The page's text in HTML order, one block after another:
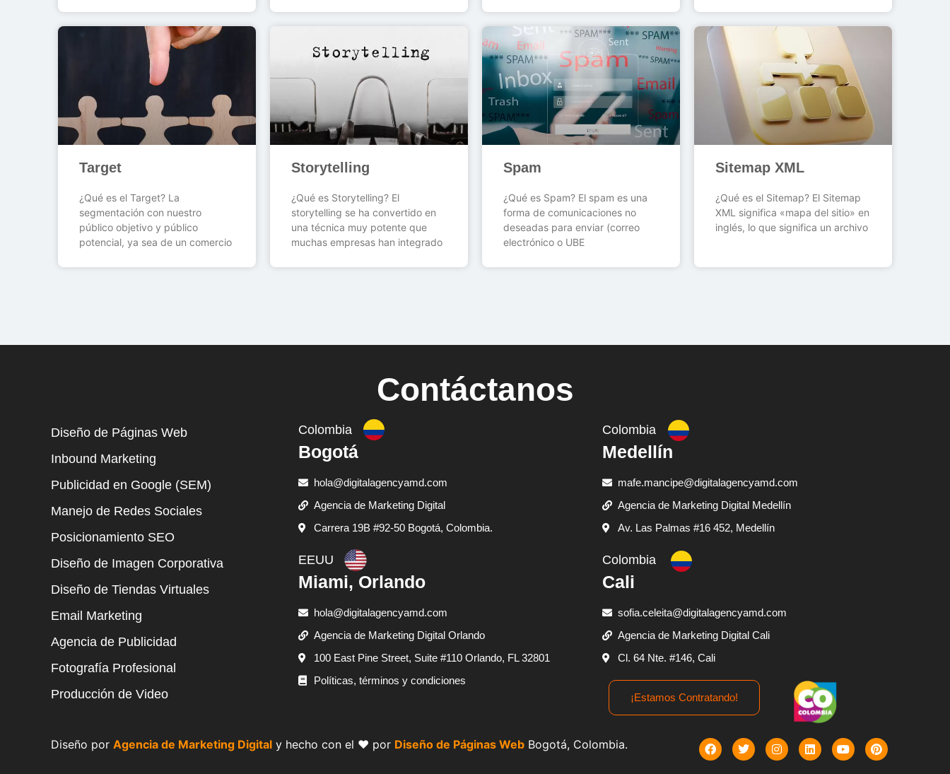
Target
¿Qué es el Target? La
segmentación con nuestro
público objetivo y público
potencial, ya sea de un comercio
Storytelling
¿Qué es Storytelling? El
storytelling se ha convertido en
una técnica muy potente que
muchas empresas han integrado
Spam
¿Qué es Spam? El spam es una
forma de comunicaciones no
deseadas para enviar (correo
electrónico o UBE
Sitemap XML
¿Qué es el Sitemap? El Sitemap
XML significa «mapa del sitio» en
inglés, lo que significa un archivo
Contáctanos
Diseño de Páginas Web
Inbound Marketing
Publicidad en Google (SEM)
Manejo de Redes Sociales
Posicionamiento SEO
Diseño de Imagen Corporativa
Diseño de Tiendas Virtuales
Email Marketing
Agencia de Publicidad
Fotografía Profesional
Producción de Video
Colombia
Bogotá
hola@digitalagencyamd.com
Agencia de Marketing Digital
Carrera 19B #92-50 Bogotá, Colombia.
EEUU
Miami, Orlando
hola@digitalagencyamd.com
Agencia de Marketing Digital Orlando
100 East Pine Street, Suite #110 Orlando, FL 32801
Políticas, términos y condiciones
Colombia
Medellín
mafe.mancipe@digitalagencyamd.com
Agencia de Marketing Digital Medellín
Av. Las Palmas #16 452, Medellín
Colombia
Cali
sofia.celeita@digitalagencyamd.com
Agencia de Marketing Digital Cali
Cl. 64 Nte. #146, Cali
¡Estamos Contratando!
Diseño por Agencia de Marketing Digital y hecho con el ❤️ por Diseño de Páginas Web Bogotá, Colombia.